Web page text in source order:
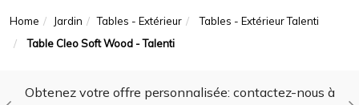
l
Home Jardin Tables - Extérieur
Tables - Extérieur Talenti
Table Cleo Soft Wood - Talenti
Obtenez votre offre personnalisée: contactez-nous à